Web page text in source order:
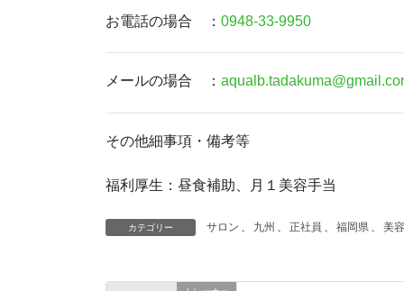
お電話の場合 ： 0948-33-9950
メールの場合 ：
その他細事項・備考等
福利厚生：昼食補助、月１美容手当
カテゴリー サロン 、 九州 、 正社員 、 福岡県 、 美